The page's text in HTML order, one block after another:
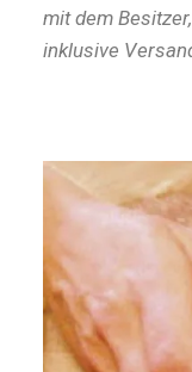
mit dem Besitzer,
inklusive